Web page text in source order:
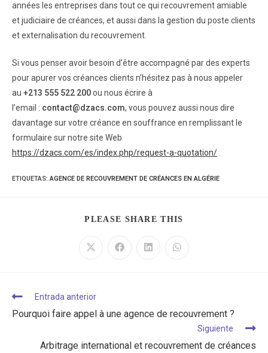
années les entreprises dans tout ce qui recouvrement amiable
et judiciaire de créances, et aussi dans la gestion du poste clients
et externalisation du recouvrement.
Si vous penser avoir besoin d’être accompagné par des experts
pour apurer vos créances clients n’hésitez pas à nous appeler
au +213 555 522 200ou nous écrire à
l’email : contact@dzacs.com, vous pouvez aussi nous dire
davantage sur votre créance en souffrance en remplissant le
formulaire sur notre site Web
https://dzacs.com/es/index.php/request-a-quotation/
ETIQUETAS:AGENCE DE RECOUVREMENT DE CRÉANCES EN ALGÉRIE
PLEASE SHARE THIS
Entrada anterior
Pourquoi faire appel à une agence de recouvrement ?
Siguiente
Arbitrage international et recouvrement de créances